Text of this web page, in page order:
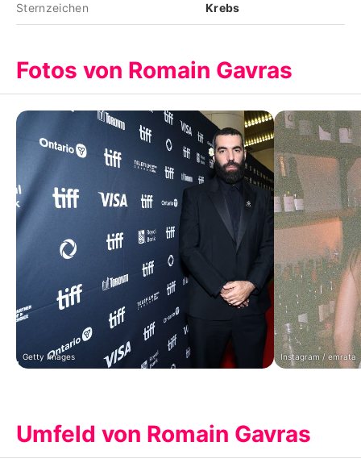
Sternzeichen Krebs
Fotos von Romain Gavras
Getty Images Instagram / emrata
Umfeld von Romain Gavras